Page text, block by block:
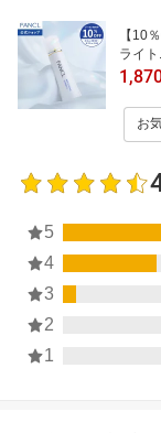
【10
ライ
NCL
湿 フ
ケア
お
5
4
3
2
1